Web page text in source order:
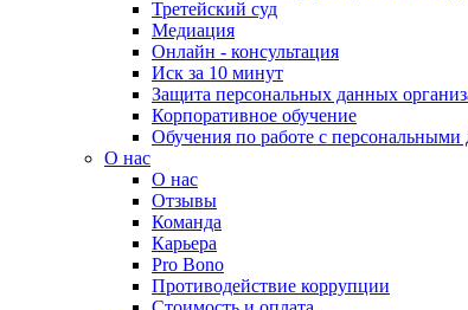
Третейский суд
Медиация
Онлайн - консультация
Иск за 10 минут
Защита персональных данных
Корпоративное обучение
Обучения по работе с
О нас
О нас
Отзывы
Команда
Карьера
Pro Bono
Противодействие коррупции